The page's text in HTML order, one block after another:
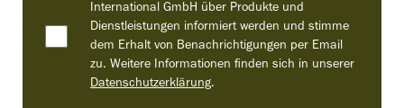
International GmbH über Produkte und
Dienstleistungen informiert werden und stimme
dem Erhalt von Benachrichtigungen per Email
zu. Weitere Informationen finden sich in unserer
Datenschutzerklärung.